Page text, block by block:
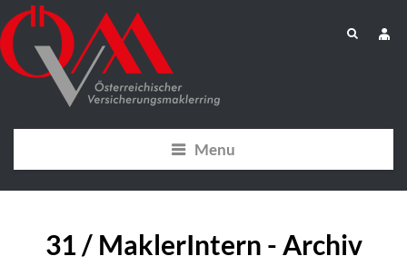
Menu
31 / MaklerIntern - Archiv